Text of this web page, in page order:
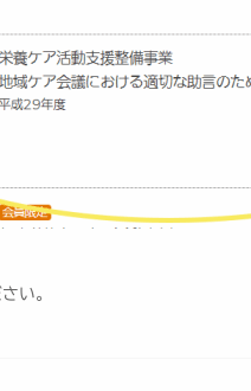
い。